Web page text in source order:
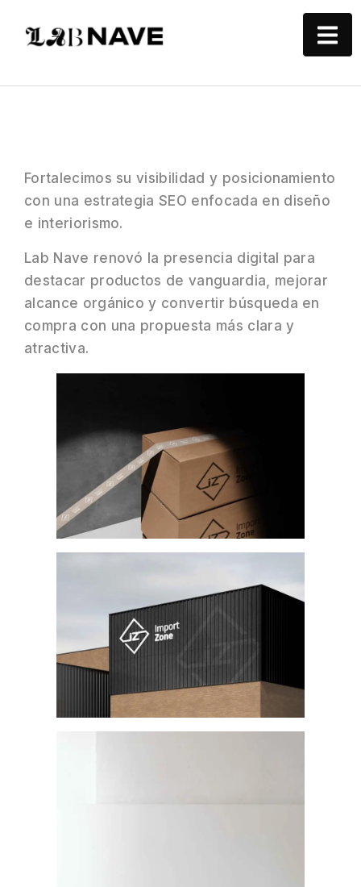
Fortalecimos su visibilidad y posicionamiento
con una estrategia SEO enfocada en diseño
e interiorismo.
Lab Nave renovó la presencia digital para
destacar productos de vanguardia, mejorar
alcance orgánico y convertir búsqueda en
compra con una propuesta más clara y
atractiva.